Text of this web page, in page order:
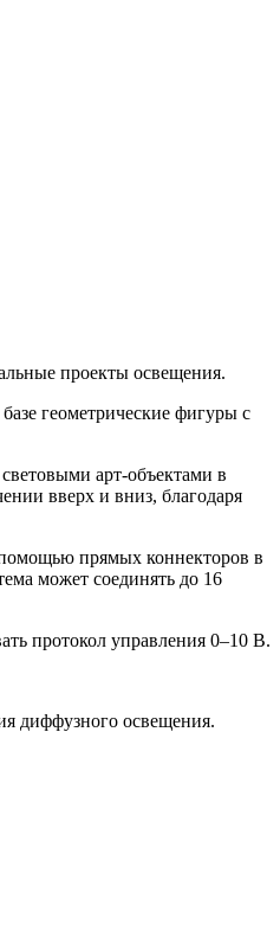
проекты освещения.
геометрические фигуры с
арт-объектами в
вверх и вниз, благодаря
прямых коннекторов в
может соединять до 16
протокол управления 0–10 В.
диффузного освещения.